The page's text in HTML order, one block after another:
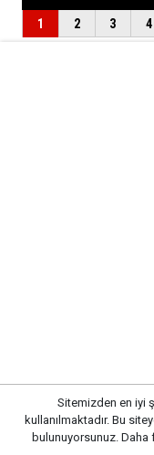
Sitemizden en iyi
kullanılmaktadır. Bu
bulunuyorsunuz.